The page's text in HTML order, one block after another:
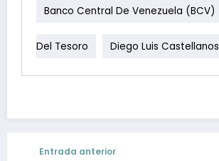
Banco Central De Venezuela (BCV)
Del Tesoro Diego Luis Castellanos
Entrada anterior